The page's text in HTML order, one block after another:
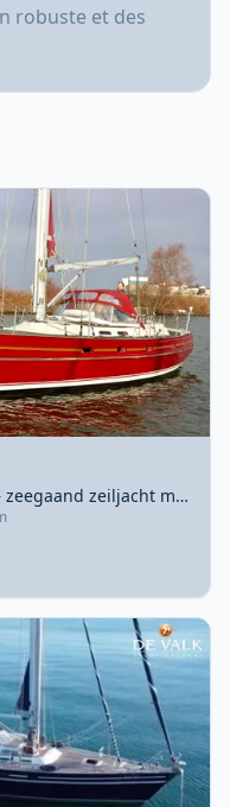
robuste et des
Contest 40S 1996 – zeegaand zeiljacht met vleugelkiel